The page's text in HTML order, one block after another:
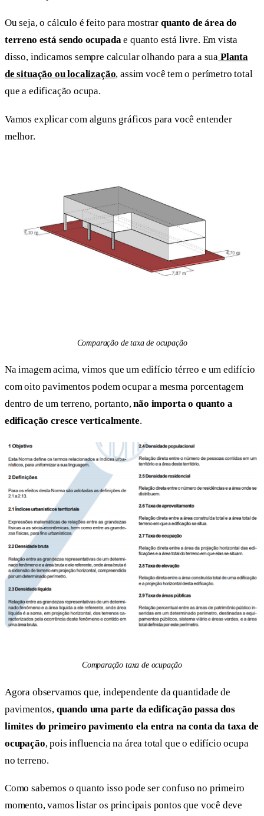
Ou seja, o cálculo é feito para mostrar quanto de área do
terreno está sendo ocupadae quanto está livre. Em vista
disso, indicamos sempre calcular olhando para a sua Planta
de situação ou localização, assim você tem o perímetro total
que a edificação ocupa.
Vamos explicar com alguns gráficos para você entender
melhor.
Comparação de taxa de ocupação
Na imagem acima, vimos que um edifício térreo e um edifício
com oito pavimentos podem ocupar a mesma porcentagem
dentro de um terreno, portanto,não importa o quanto a
edificação cresce verticalmente.
Comparação taxa de ocupação
Agora observamos que, independente da quantidade de
pavimentos, quando uma parte da edificação passa dos
limites do primeiro pavimento ela entra na conta da taxa de
ocupação, pois influencia na área total que o edifício ocupa
no terreno.
Como sabemos o quanto isso pode ser confuso no primeiro
momento, vamos listar os principais pontos que você deve